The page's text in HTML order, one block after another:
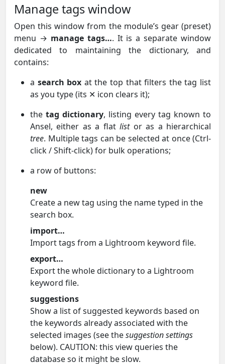
Manage tags window
Open this window from the module’s gear (preset)
menu → manage tags…. It is a separate window
dedicated to maintaining the dictionary, and
contains:
a search box at the top that filters the tag list
as you type (its ✕ icon clears it);
the tag dictionary, listing every tag known to
Ansel, either as a flatlistor as a hierarchical
tree. Multiple tags can be selected at once (Ctrl-
click / Shift-click) for bulk operations;
a row of buttons:
new
Create a new tag using the name typed in the
search box.
import…
Import tags from a Lightroom keyword file.
export…
Export the whole dictionary to a Lightroom
keyword file.
suggestions
Show a list of suggested keywords based on
the keywords already associated with the
selected images (see thesuggestion settings
below). CAUTION: this view queries the
database so it might be slow.